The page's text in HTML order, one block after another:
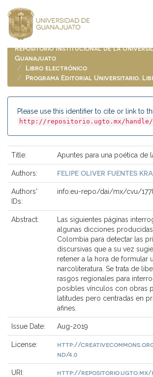
navigation
Repositorio Institucional de la
Guanajuato
Libro electrónico
Programa Editorial Universitario.
Please use this identifier to cite or link to
http://repositorio.ugto.mx/handle/
Title: Apuntes para una poética de
Authors: FELIPE OLIVER FUENTES
Authors'
IDs:
info:eu-repo/dai/mx/cvu/
Abstract:
Las siguientes páginas
algunas dicciones
Colombia para detectar las
discursivas que a su vez
retener a la hora de formular
narcoliteratura. Se trata de
rasgos regionales para
posibles vínculos con obras
latitudes pero centradas en
afines.
Issue Date: Aug-2019
License:
http://
nd/4.0
URI: http://repositorio.ugto.mx/